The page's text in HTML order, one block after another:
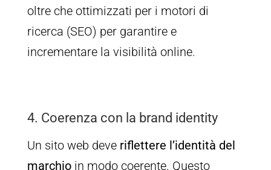
oltre che ottimizzati per i motori di
ricerca (SEO) per garantire e
incrementare la visibilità online.
4. Coerenza con la brand identity
Un sito web deve riflettere l’identità del
marchioin modo coerente. Questo